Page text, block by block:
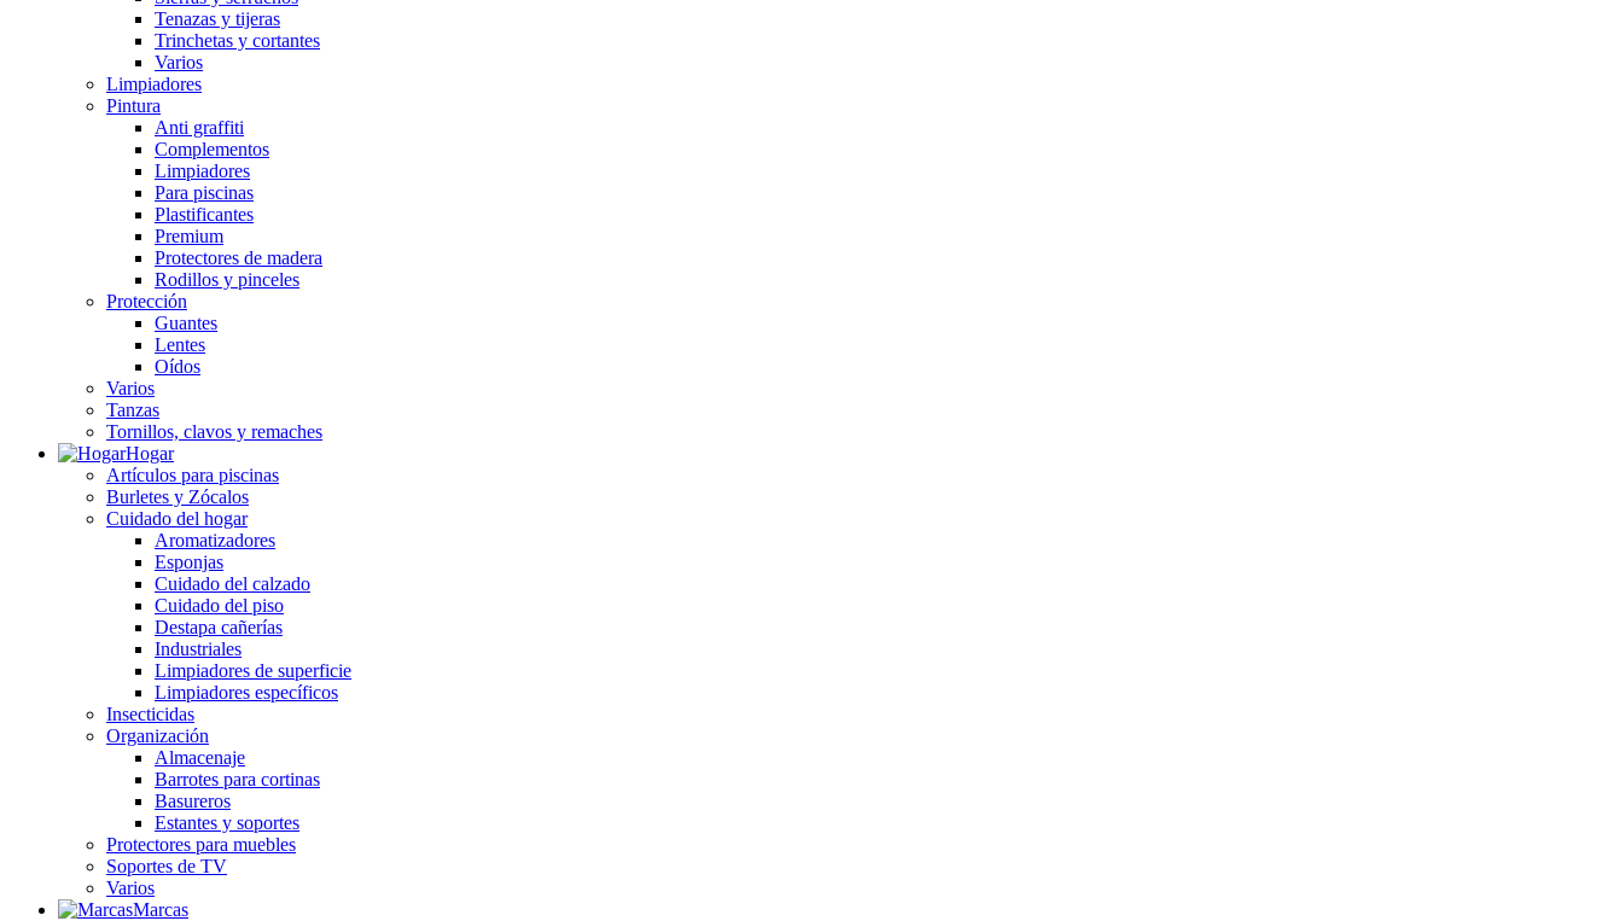
Tenazas y tijeras
Trinchetas y cortantes
Varios
Limpiadores
Pintura
Anti graffiti
Complementos
Limpiadores
Para piscinas
Plastificantes
Premium
Protectores de madera
Rodillos y pinceles
Protección
Guantes
Lentes
Oídos
Varios
Tanzas
Tornillos, clavos y remaches
Hogar
Artículos para piscinas
Burletes y Zócalos
Cuidado del hogar
Aromatizadores
Esponjas
Cuidado del calzado
Cuidado del piso
Destapa cañerías
Industriales
Limpiadores de superficie
Limpiadores específicos
Insecticidas
Organización
Almacenaje
Barrotes para cortinas
Basureros
Estantes y soportes
Protectores para muebles
Soportes de TV
Varios
Marcas